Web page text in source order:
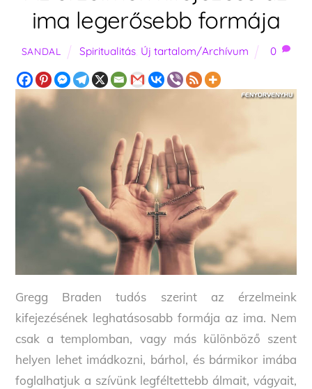
ima legerősebb formája
SANDAL Spiritualitás Új tartalom/Archívum 0
Gregg Braden tudós szerint az érzelmeink
kifejezésének leghatásosabb formája az ima. Nem
csak a templomban, vagy más különböző szent
helyen lehet imádkozni, bárhol, és bármikor imába
foglalhatjuk a szívünk legféltettebb álmait, vágyait,